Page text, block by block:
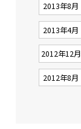
2013年8月
2013年4月
2012年12月
2012年8月